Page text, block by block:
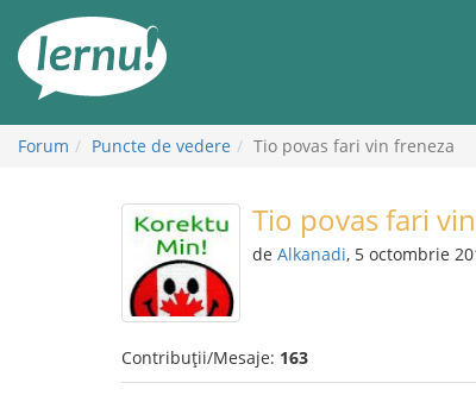
conținut
Forum Puncte de vedere Tio povas fari vin freneza
Tio povas fari
de Alkanadi, 5 octombrie
Contribuții/Mesaje: 163